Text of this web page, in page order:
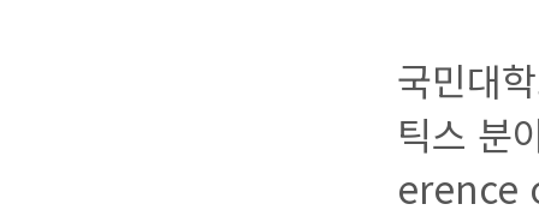
국민대
틱스 분
erence